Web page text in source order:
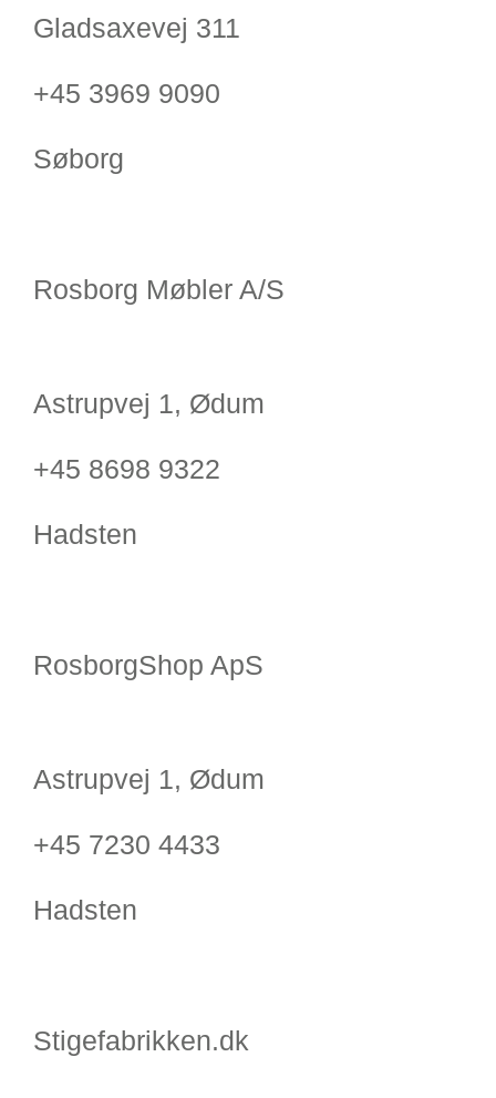
Gladsaxevej 311
+45 3969 9090
Søborg
Rosborg Møbler A/S
Astrupvej 1, Ødum
+45 8698 9322
Hadsten
RosborgShop ApS
Astrupvej 1, Ødum
+45 7230 4433
Hadsten
Stigefabrikken.dk